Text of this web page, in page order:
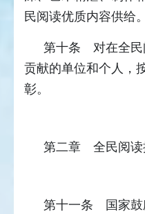
民阅读优质内容供给。
第十条 对在全民
贡献的单位和个人，
彰。
第二章 全民阅读
第十一条 国家鼓